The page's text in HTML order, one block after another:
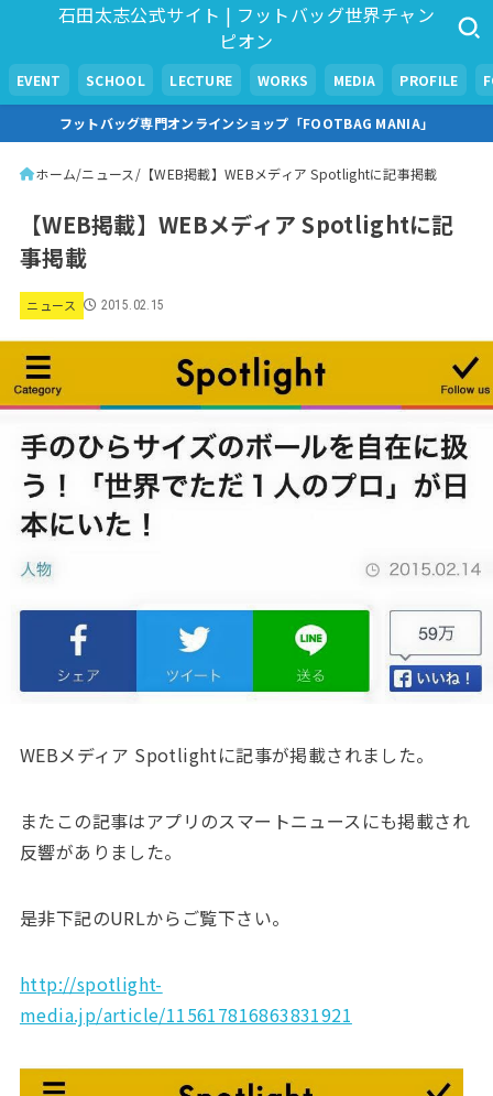
石田太志公式サイト | フットバッグ世界チャン
ピオン
EVENT SCHOOL LECTURE WORKS MEDIA PROFILE
フットバッグ専門オンラインショップ「FOOTBAG MANIA」
ホーム ニュース 【WEB掲載】WEBメディア Spotlightに記事掲載
【WEB掲載】WEBメディア Spotlightに記
事掲載
ニュース 2015.02.15
WEBメディア Spotlightに記事が掲載されました。
またこの記事はアプリのスマートニュースにも掲載され
反響がありました。
是非下記のURLからご覧下さい。
http://spotlight-
media.jp/article/115617816863831921